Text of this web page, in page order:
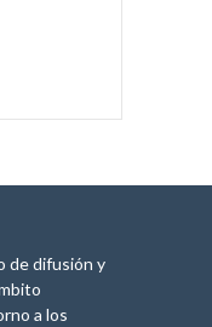
de difusión y
a los